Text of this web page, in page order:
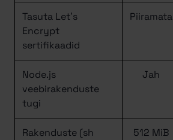
Tasuta Let’s
Encrypt
sertifikaadid
Piiramata
Node.js
veebirakenduste
tugi
Jah
Rakenduste (sh
512 MiB